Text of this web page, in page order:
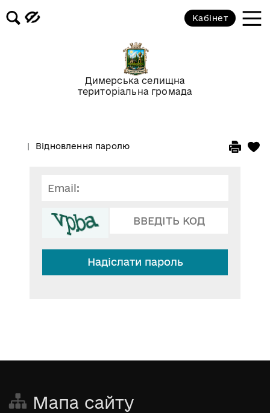
Димерська селищна
територіальна громада
Кабінет
Відновлення паролю
Мапа сайту